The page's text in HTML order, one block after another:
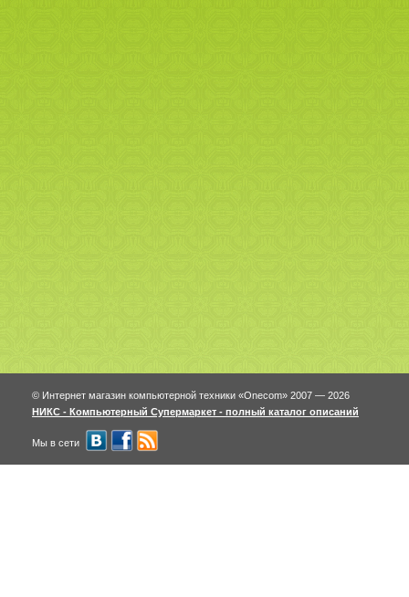
© Интернет магазин компьютерной техники «Onecom» 2007 — 2026
НИКС - Компьютерный Cупермаркет - полный каталог описаний
Мы в сети